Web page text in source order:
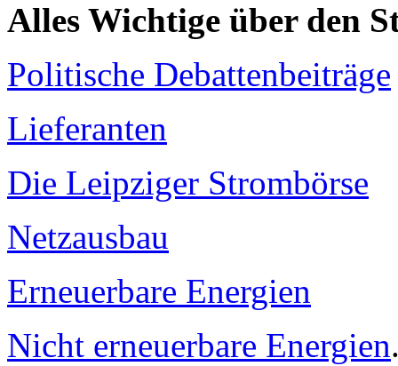
Alles Wichtige über den
Politische Debattenbeiträge
Lieferanten
Die Leipziger Strombörse
Netzausbau
Erneuerbare Energien
Nicht erneuerbare Energien